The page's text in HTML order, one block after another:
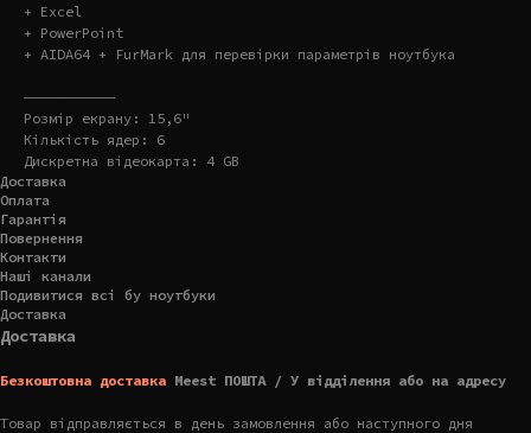
+ Excel
+ PowerPoint
+ AIDA64 + FurMark для перевірки параметрів ноутбука
———————————
Розмір екрану: 15,6"
Кількість ядер: 6
Дискретна відеокарта: 4 GB
Доставка
Оплата
Гарантія
Повернення
Контакти
Наші канали
Подивитися всі бу ноутбуки
Доставка
Доставка
Безкоштовна доставка Meest ПОШТА / У відділення або на адресу
Товар відправляється в день замовлення або наступного дня